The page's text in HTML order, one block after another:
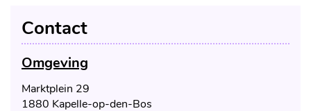
Contact
Omgeving
Adres
Marktplein 29
,1880 Kapelle-op-den-Bos